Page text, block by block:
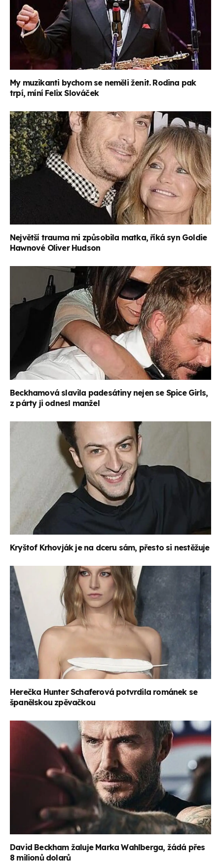
My muzikanti bychom se neměli ženit. Rodina pak
trpí, míní Felix Slováček
Největší trauma mi způsobila matka, říká syn Goldie
Hawnové Oliver Hudson
Beckhamová slavila padesátiny nejen se Spice Girls,
z párty ji odnesl manžel
Kryštof Krhovják je na dceru sám, přesto si nestěžuje
Herečka Hunter Schaferová potvrdila románek se
španělskou zpěvačkou
David Beckham žaluje Marka Wahlberga, žádá přes
8 milionů dolarů